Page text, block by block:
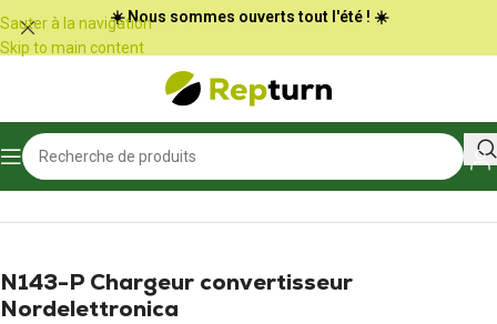
Panneau de gestion des cookies
Sauter à la navigation
Skip to main content
☀️ Nous sommes ouverts tout l'été ! ☀️
Accueil Bloc électrique et chargeur de batterie
N143-P Chargeur convertisseur
Nordelettronica